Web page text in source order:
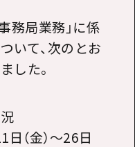
務局業務」に係
いて、次のとお
した。
（金）～26日